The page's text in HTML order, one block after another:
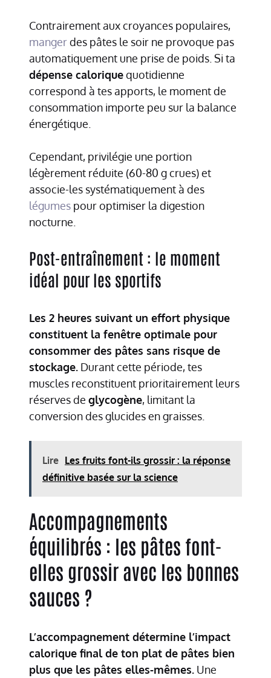
Contrairement aux croyances populaires,
mangerdes pâtes le soir ne provoque pas
automatiquement une prise de poids. Si ta
dépense caloriquequotidienne
correspond à tes apports, le moment de
consommation importe peu sur la balance
énergétique.
Cependant, privilégie une portion
légèrement réduite (60-80 g crues) et
associe-les systématiquement à des
légumes pour optimiser la digestion
nocturne.
Post-entraînement : le moment
idéal pour les sportifs
Les 2 heures suivant un effort physique
constituent la fenêtre optimale pour
consommer des pâtes sans risque de
stockage. Durant cette période, tes
muscles reconstituent prioritairement leurs
réserves de glycogène, limitant la
conversion des glucides en graisses.
Lire Les fruits font-ils grossir : la réponse
définitive basée sur la science
Accompagnements
équilibrés : les pâtes font-
elles grossir avec les bonnes
sauces ?
L’accompagnement détermine l’impact
calorique final de ton plat de pâtes bien
plus que les pâtes elles-mêmes. Une